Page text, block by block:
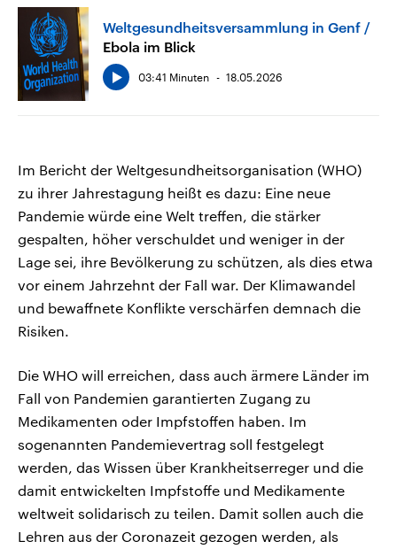
Weltgesundheitsversammlung in Genf
Ebola im Blick
03:41 Minuten 18.05.2026
Im Bericht der Weltgesundheitsorganisation (WHO)
zu ihrer Jahrestagung heißt es dazu: Eine neue
Pandemie würde eine Welt treffen, die stärker
gespalten, höher verschuldet und weniger in der
Lage sei, ihre Bevölkerung zu schützen, als dies etwa
vor einem Jahrzehnt der Fall war. Der Klimawandel
und bewaffnete Konflikte verschärfen demnach die
Risiken.
Die WHO will erreichen, dass auch ärmere Länder im
Fall von Pandemien garantierten Zugang zu
Medikamenten oder Impfstoffen haben. Im
sogenannten Pandemievertrag soll festgelegt
werden, das Wissen über Krankheitserreger und die
damit entwickelten Impfstoffe und Medikamente
weltweit solidarisch zu teilen. Damit sollen auch die
Lehren aus der Coronazeit gezogen werden, als